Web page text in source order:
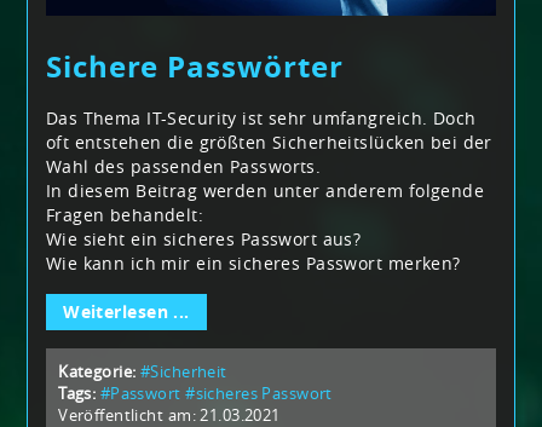
Sichere Passwörter
Das Thema IT-Security ist sehr umfangreich. Doch
oft entstehen die größten Sicherheitslücken bei der
Wahl des passenden Passworts.
In diesem Beitrag werden unter anderem folgende
Fragen behandelt:
Wie sieht ein sicheres Passwort aus?
Wie kann ich mir ein sicheres Passwort merken?
Weiterlesen ...
Kategorie: #Sicherheit
Tags: #Passwort #sicheres Passwort
Veröffentlicht am: 21.03.2021